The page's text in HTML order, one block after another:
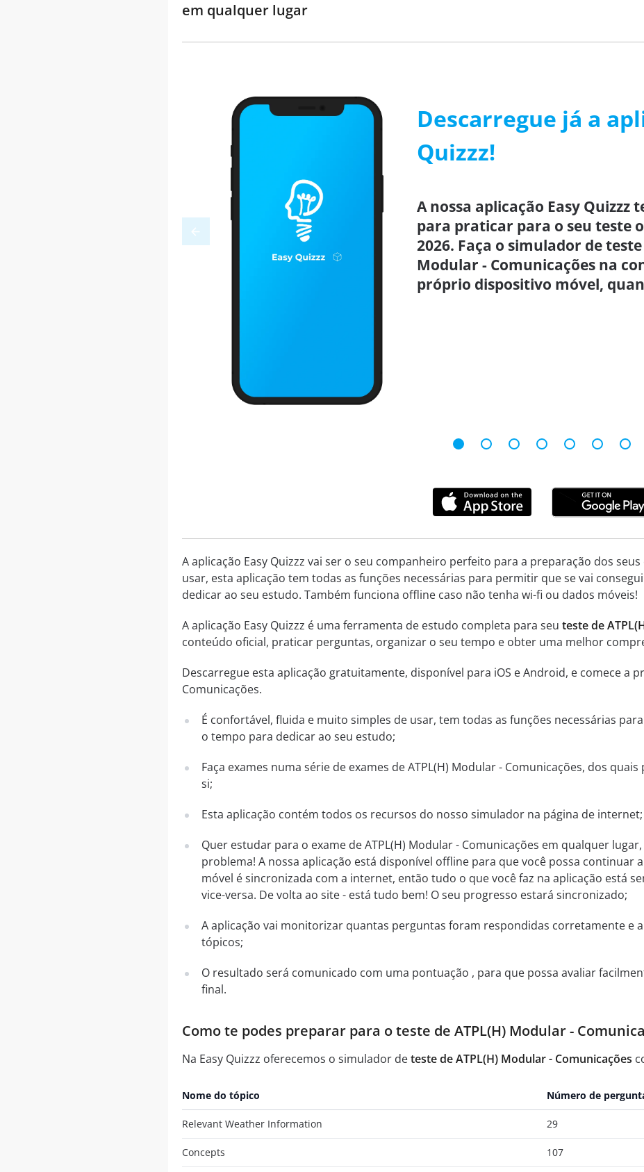
em qualquer lugar
Descarregue já a
Quizzz!
A nossa aplicação Easy Quizzz
para praticar para o seu teste
2026. Faça o simulador de
Modular - Comunicações na
próprio dispositivo móvel,
A aplicação Easy Quizzz vai ser o seu companheiro perfeito para a preparação dos
usar, esta aplicação tem todas as funções necessárias para permitir que se vai
dedicar ao seu estudo. Também funciona offline caso não tenha wi-fi ou dados móveis!
A aplicação Easy Quizzz é uma ferramenta de estudo completa para seu teste de
conteúdo oficial, praticar perguntas, organizar o seu tempo e obter uma melhor
Descarregue esta aplicação gratuitamente, disponível para iOS e Android, e comece a
Comunicações.
É confortável, fluida e muito simples de usar, tem todas as funções necessárias
o tempo para dedicar ao seu estudo;
Faça exames numa série de exames de ATPL(H) Modular - Comunicações, dos
si;
Esta aplicação contém todos os recursos do nosso simulador na página de internet;
Quer estudar para o exame de ATPL(H) Modular - Comunicações em qualquer
problema! A nossa aplicação está disponível offline para que você possa continuar
móvel é sincronizada com a internet, então tudo o que você faz na aplicação está
vice-versa. De volta ao site - está tudo bem! O seu progresso estará sincronizado;
A aplicação vai monitorizar quantas perguntas foram respondidas corretamente e
tópicos;
O resultado será comunicado com uma pontuação , para que possa avaliar
final.
Como te podes preparar para o teste de ATPL(H) Modular -
Na Easy Quizzz oferecemos o simulador deteste de ATPL(H) Modular - Comunicações
Nome do tópico Número de
Relevant Weather Information 29
Concepts 107